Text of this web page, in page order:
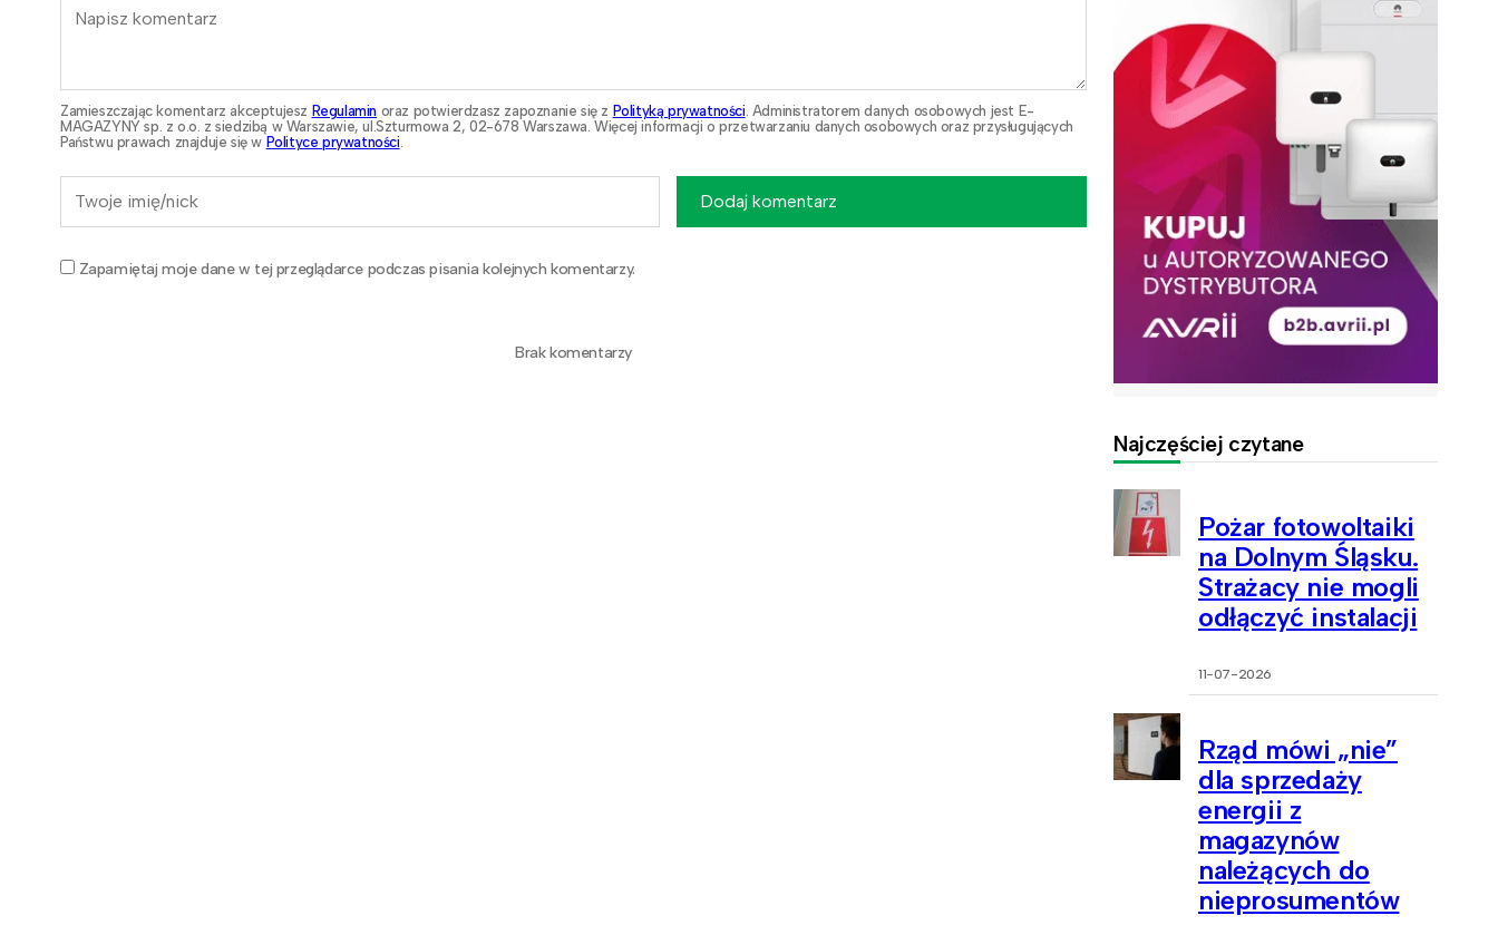
Zamieszczając komentarz akceptujesz Regulamin oraz potwierdzasz zapoznanie się z Polityką prywatności . Administratorem danych osobowych jest E-
MAGAZYNY sp. z o.o. z siedzibą w Warszawie, ul.Szturmowa 2, 02-678 Warszawa. Więcej informacji o przetwarzaniu danych osobowych oraz przysługujących
Państwu prawach znajduje się w Polityce prywatności
Zapamiętaj moje dane w tej przeglądarce podczas pisania kolejnych komentarzy.
Dodaj komentarz
Brak komentarzy
Najczęściej czytane
Pożar fotowoltaiki
na Dolnym Śląsku.
Strażacy nie mogli
odłączyć instalacji
11-07-2026
Rząd mówi „nie”
dla sprzedaży
energii z
magazynów
należących do
nieprosumentów